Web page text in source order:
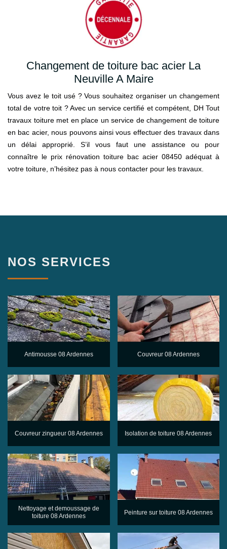
Changement de toiture bac acier La
Neuville A Maire
Vous avez le toit usé ? Vous souhaitez organiser un changement
total de votre toit ? Avec un service certifié et compétent, DH Tout
travaux toiture met en place un service de changement de toiture
en bac acier, nous pouvons ainsi vous effectuer des travaux dans
un délai approprié. S’il vous faut une assistance ou pour
connaître le prix rénovation toiture bac acier 08450 adéquat à
votre toiture, n’hésitez pas à nous contacter pour les travaux.
NOS SERVICES
Antimousse 08 Ardennes Couvreur 08 Ardennes
Couvreur zingueur 08 Ardennes Isolation de toiture 08 Ardennes
Nettoyage et demoussage de
toiture 08 Ardennes
Peinture sur toiture 08 Ardennes